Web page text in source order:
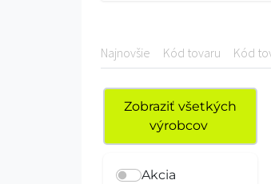
Najnovšie Kód tovaru Kód
Zobraziť všetkých
výrobcov
Akcia